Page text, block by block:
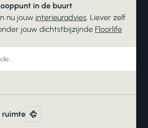
in de buurt
nu jouw interieuradvies. Liever zelf
jouw dichtstbijzijnde Floorlife
ruimte